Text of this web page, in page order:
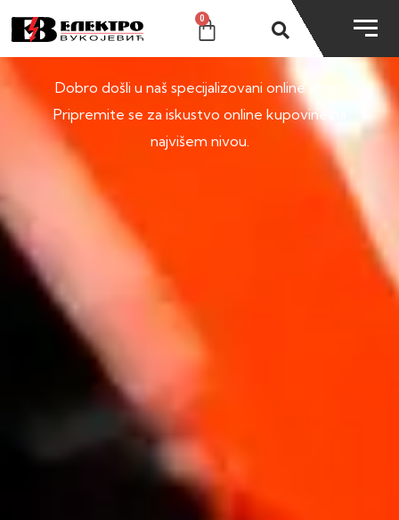
0
SHOP
Dobro došli u naš specijalizovani online shop.
Pripremite se za iskustvo online kupovine na
najvišem nivou.